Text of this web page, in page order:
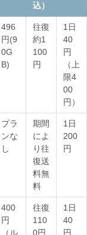
込）
496
円(9
0G
B)
往復
約1
100
円
1日
40
円
（上
限4
00
円）
プラ
ンな
し
期間
によ
り往
復送
料無
料
1日
200
円
400
円
（ル
往復
110
0円
1日
40
円